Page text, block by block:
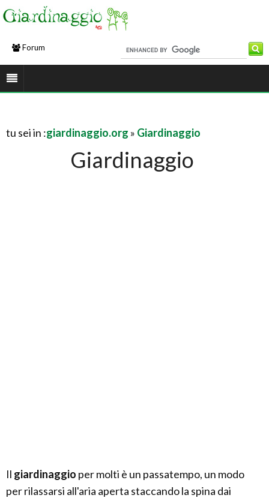
Forum
tu sei in :giardinaggio.org » Giardinaggio
Giardinaggio
Il giardinaggio per molti è un passatempo, un modo
per rilassarsi all'aria aperta staccando la spina dai